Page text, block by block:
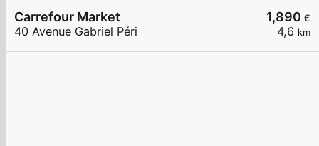
1,890 €
4,6 km
Carrefour Market
40 Avenue Gabriel Péri